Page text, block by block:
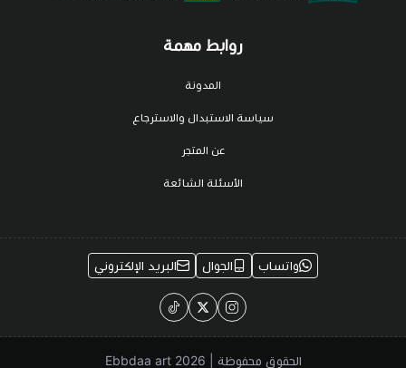
روابط مهمة
المدونة
سياسة الاستبدال والاسترجاع
عن المتجر
الأسئلة الشائعة
واتساب الجوال البريد الإلكتروني
الحقوق محفوظة | 2026 Ebbdaa art